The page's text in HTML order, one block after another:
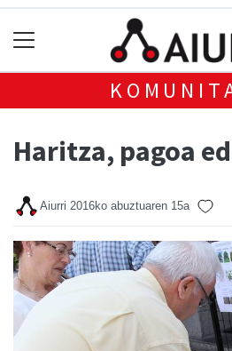
Haritza, pagoa
Aiurri 2016ko abuztuaren 15a